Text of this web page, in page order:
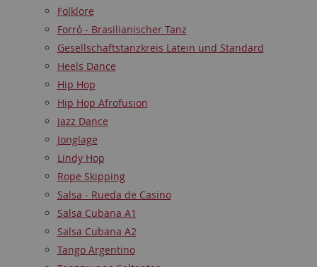
Folklore
Forró - Brasilianischer Tanz
Gesellschaftstanzkreis Latein und Standard
Heels Dance
Hip Hop
Hip Hop Afrofusion
Jazz Dance
Jonglage
Lindy Hop
Rope Skipping
Salsa - Rueda de Casino
Salsa Cubana A1
Salsa Cubana A2
Tango Argentino